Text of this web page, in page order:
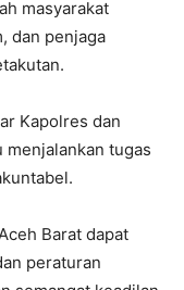
masyarakat
dan penjaga
Kapolres dan
menjalankan tugas
Barat dapat
peraturan